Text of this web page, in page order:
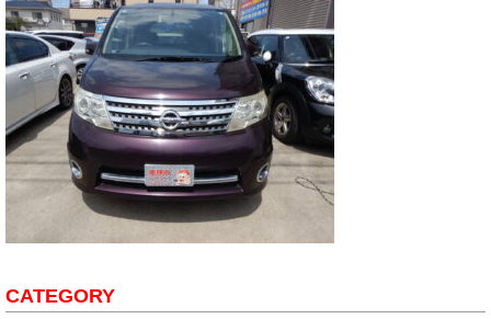
CATEGORY